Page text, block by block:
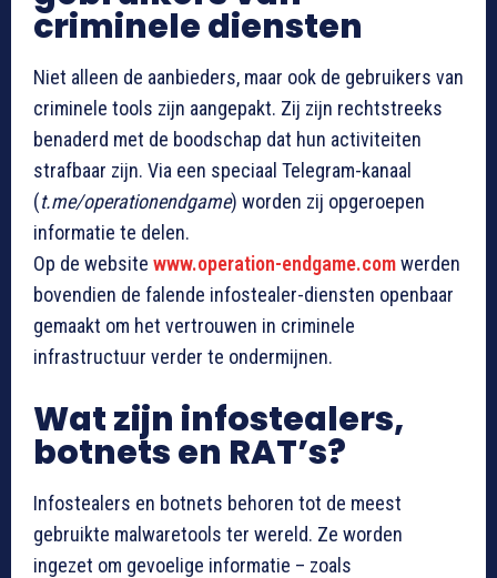
criminele diensten
Niet alleen de aanbieders, maar ook de gebruikers van
criminele tools zijn aangepakt. Zij zijn rechtstreeks
benaderd met de boodschap dat hun activiteiten
strafbaar zijn. Via een speciaal Telegram-kanaal
(t.me/operationendgame) worden zij opgeroepen
informatie te delen.
Op de website www.operation-endgame.comwerden
bovendien de falende infostealer-diensten openbaar
gemaakt om het vertrouwen in criminele
infrastructuur verder te ondermijnen.
Wat zijn infostealers,
botnets en RAT’s?
Infostealers en botnets behoren tot de meest
gebruikte malwaretools ter wereld. Ze worden
ingezet om gevoelige informatie – zoals